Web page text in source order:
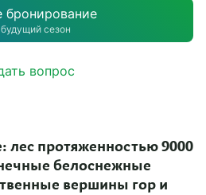
лес протяженностью 9000
белоснежные
вершины гор и
бронирование
сезон
вопрос